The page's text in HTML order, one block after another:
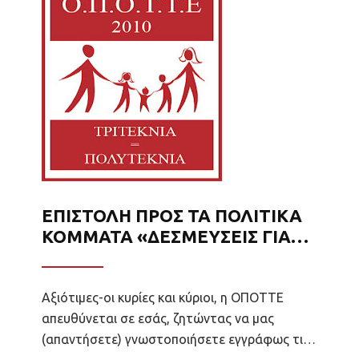
ΕΠΙΣΤΟΛΗ ΠΡΟΣ ΤΑ ΠΟΛΙΤΙΚΑ
ΚΟΜΜΑΤΑ «ΔΕΣΜΕΥΣΕΙΣ ΓΙΑ
Αξιότιμες-οι κυρίες και κύριοι, η ΟΠΟΤΤΕ
απευθύνεται σε εσάς, ζητώντας να μας
(απαντήσετε) γνωστοποιήσετε εγγράφως τις